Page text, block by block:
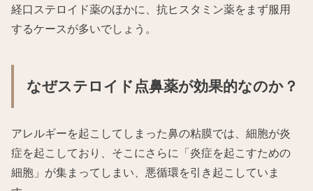
経口ステロイド薬のほかに、抗ヒスタミン薬をまず服用
するケースが多いでしょう。
なぜステロイド点鼻薬が効果的なのか？
アレルギーを起こしてしまった鼻の粘膜では、細胞が炎
症を起こしており、そこにさらに「炎症を起こすための
細胞」が集まってしまい、悪循環を引き起こしていま